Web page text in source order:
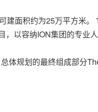
建面积约为25万平方米
以容纳ION集团的专业人
体规划的最终组成部分